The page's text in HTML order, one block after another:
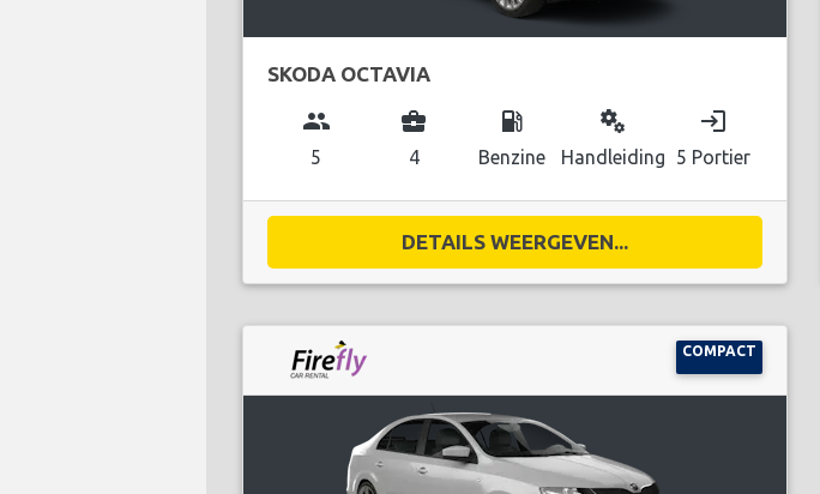
SKODA OCTAVIA
group
5
business_center
4
local_gas_station
Benzine
miscellaneous_services
Handleiding
login
5 Portier
DETAILS WEERGEVEN...
COMPACT